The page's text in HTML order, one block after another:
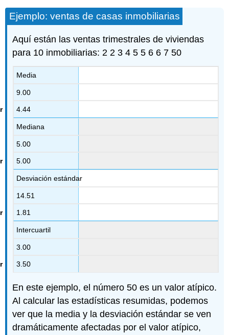
Ejemplo: ventas de casas inmobiliarias
Aquí están las ventas trimestrales de viviendas
para 10 inmobiliarias: 2 2 3 4 5 5 6 6 7 50
Media
9.00
4.44
Mediana
5.00
5.00
Desviación estándar
14.51
1.81
Intercuartil
3.00
3.50
En este ejemplo, el número 50 es un valor atípico.
Al calcular las estadísticas resumidas, podemos
ver que la media y la desviación estándar se ven
dramáticamente afectadas por el valor atípico,